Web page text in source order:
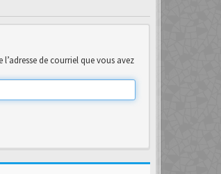
de courriel que vous avez